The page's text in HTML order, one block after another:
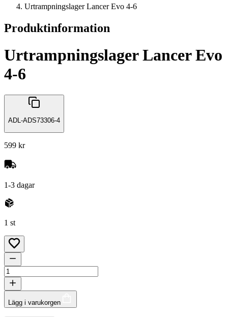
Urtrampningslager Lancer Evo 4-6
Produktinformation
Urtrampningslager Lancer Evo
4-6
ADL-ADS73306-4
599 kr
1-3 dagar
1 st
Lägg i varukorgen